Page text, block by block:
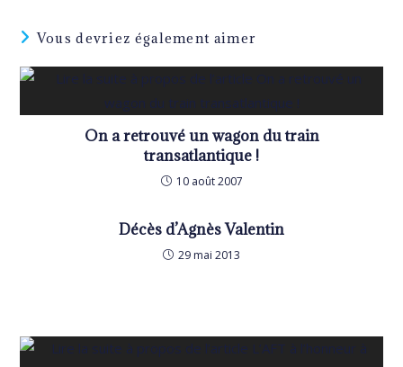
Vous devriez également aimer
On a retrouvé un wagon du train
transatlantique !
10 août 2007
Décès d’Agnès Valentin
29 mai 2013